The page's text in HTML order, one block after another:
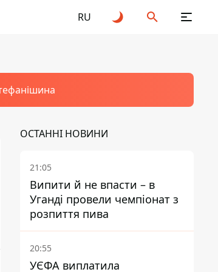
RU
ОСТАННІ НОВИНИ
21:05
Випити й не впасти – в
Уганді провели чемпіонат з
розпиття пива
20:55
УЄФА виплатила